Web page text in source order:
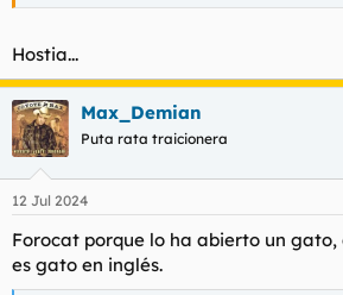
Hostia...
Max_Demian
Puta rata traicionera
12 Jul 2024
Forocat porque lo ha abierto un gato,
es gato en inglés.